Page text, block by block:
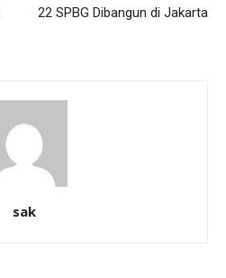
22 SPBG Dibangun di Jakarta
sak